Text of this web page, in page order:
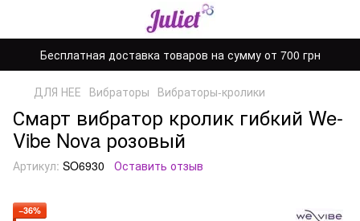
Бесплатная доставка товаров на сумму от 700 грн
ДЛЯ НЕЕ Вибраторы Вибраторы-кролики
Смарт вибратор кролик гибкий We-
Vibe Nova розовый
Артикул: SO6930 Оставить отзыв
−36%